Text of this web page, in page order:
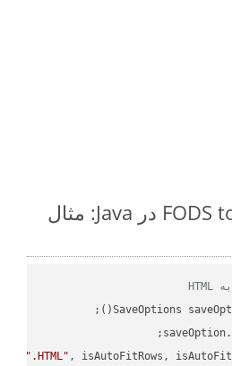
نحوه تبدیل FODS to DOT در Java: مثال
SaveOptions
".HTML" , isAutoFitRows,